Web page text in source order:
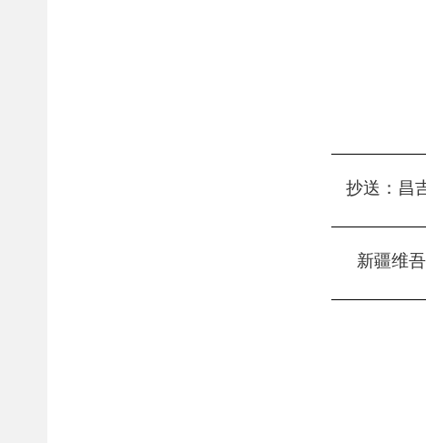
抄送： 昌
新疆维